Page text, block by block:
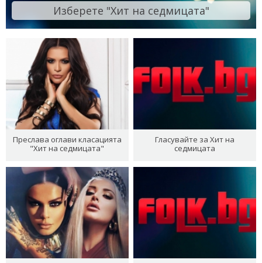
Изберете "Хит на седмицата"
Преслава оглави класацията
"Хит на седмицата"
Гласувайте за Хит на
седмицата